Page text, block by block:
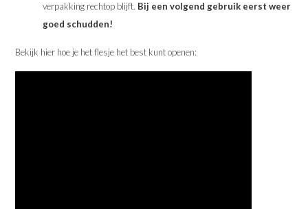
verpakking rechtop blijft. Bij een volgend gebruik eerst weer
goed schudden!
Bekijk hier hoe je het flesje het best kunt openen: